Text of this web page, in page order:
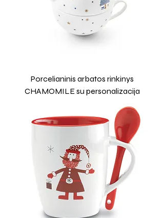
Porcelianinis arbatos rinkinys
CHAMOMILE su personalizacija